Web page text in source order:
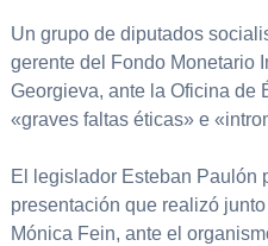
Un grupo de diputados
gerente del Fondo Monetario
Georgieva, ante la Oficina de
«graves faltas éticas» e
El legislador Esteban Paulón
presentación que realizó
Mónica Fein, ante el